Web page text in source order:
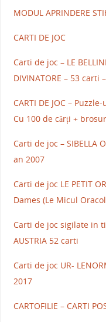
MODUL APRINDERE
CARTI DE JOC
Carti de joc – LE
DIVINATORE – 53 carti
CARTI DE JOC –
Cu 100 de cărți +
Carti de joc – SIBELLA
an 2007
Carti de joc LE PETIT
Dames (Le Micul
Carti de joc sigilate in
AUSTRIA 52 carti
Carti de joc UR-
2017
CARTOFILIE – CARTI